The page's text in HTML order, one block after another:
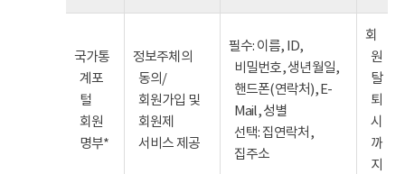
국가통
계포
털
회원
명부*
정보주체의
동의/
회원가입 및
회원제
서비스 제공
필수: 이름, ID,
비밀번호, 생년월일,
핸드폰(연락처), E-
Mail, 성별
선택: 집연락처,
집주소
회
원
탈
퇴
시
까
지